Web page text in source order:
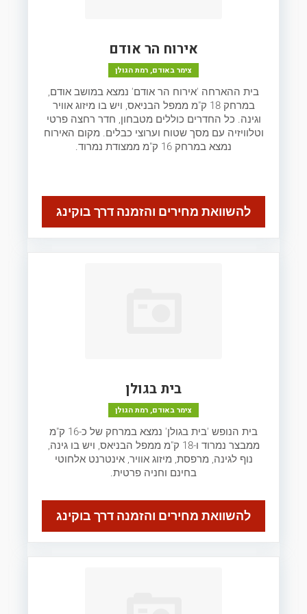
אירוח הר אודם
צימר באודם, רמת הגולן
בית ההארחה 'אירוח הר אודם' נמצא במושב אודם,
במרחק 18 ק"מ ממפל הבניאס, ויש בו מיזוג אוויר
וגינה. כל החדרים כוללים מטבחון, חדר רחצה פרטי
וטלוויזיה עם מסך שטוח וערוצי כבלים. מקום האירוח
נמצא במרחק 16 ק"מ ממצודת נמרוד.
להשוואת מחירים והזמנה דרך בוקינג
בית בגולן
צימר באודם, רמת הגולן
בית הנופש 'בית בגולן' נמצא במרחק של כ-16 ק"מ
ממבצר נמרוד ו-18 ק"מ ממפל הבניאס, ויש בו גינה,
נוף לגינה, מרפסת, מיזוג אוויר, אינטרנט אלחוטי
בחינם וחניה פרטית.
להשוואת מחירים והזמנה דרך בוקינג